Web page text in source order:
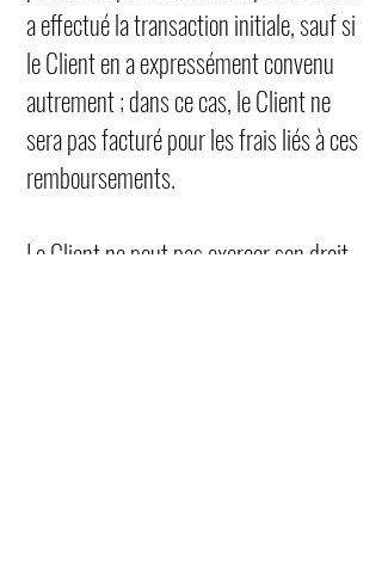
a effectué la transaction initiale, sauf si
le Client en a expressément convenu
autrement ; dans ce cas, le Client ne
sera pas facturé pour les frais liés à ces
remboursements.
Le Client ne peut pas exercer son droit